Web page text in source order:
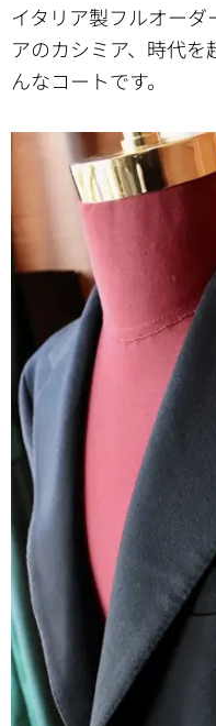
イタリア製フルオー
アのカシミア、時代
んなコートです。